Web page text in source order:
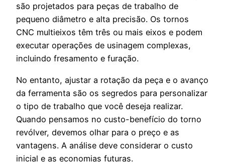
são projetados para peças de trabalho de
pequeno diâmetro e alta precisão. Os tornos
CNC multieixos têm três ou mais eixos e podem
executar operações de usinagem complexas,
incluindo fresamento e furação.
No entanto, ajustar a rotação da peça e o avanço
da ferramenta são os segredos para personalizar
o tipo de trabalho que você deseja realizar.
Quando pensamos no custo-benefício do torno
revólver, devemos olhar para o preço e as
vantagens. A análise deve considerar o custo
inicial e as economias futuras.